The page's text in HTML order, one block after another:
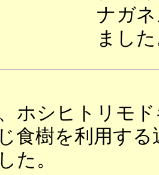
ナガ
まし
ホシヒトリモ
食樹を利用す
た。